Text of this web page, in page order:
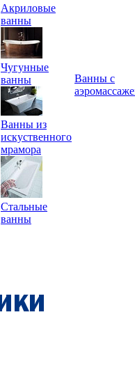
Акриловые
ванны
Чугунные
ванны
Ванны из
искуственного
мрамора
Стальные
ванны
Ванны с